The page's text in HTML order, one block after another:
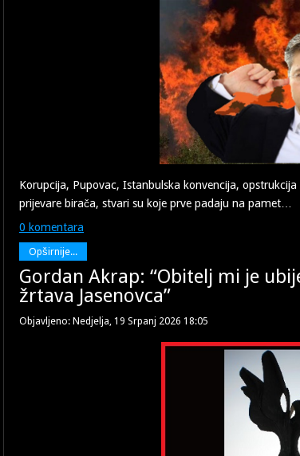
No samo jednoga
društvu još jednoga
trovan u Njemačkoj i
Korupcija, Pupovac, Istanbulska konvencija,
prijevare birača, stvari su koje prve padaju na pamet…
0 komentara
Opširnije...
Gordan Akrap: “Obitelj mi je
žrtava Jasenovca”
Objavljeno: Nedjelja, 19 Srpanj 2026 18:05